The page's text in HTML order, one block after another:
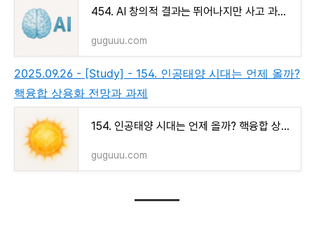
454. AI 창의적 결과는 뛰어나지만 사고 과정은 미흡하다
guguuu.com
2025.09.26 - [Study] - 154. 인공태양 시대는 언제 올까?
핵융합 상용화 전망과 과제
154. 인공태양 시대는 언제 올까? 핵융합 상용화 전망과 과제
guguuu.com